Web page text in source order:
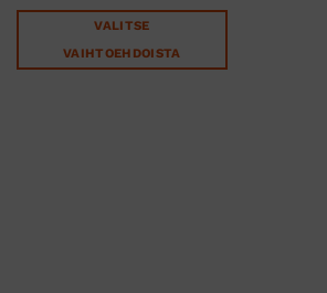
VALITSE
VAIHTOEHDOISTA